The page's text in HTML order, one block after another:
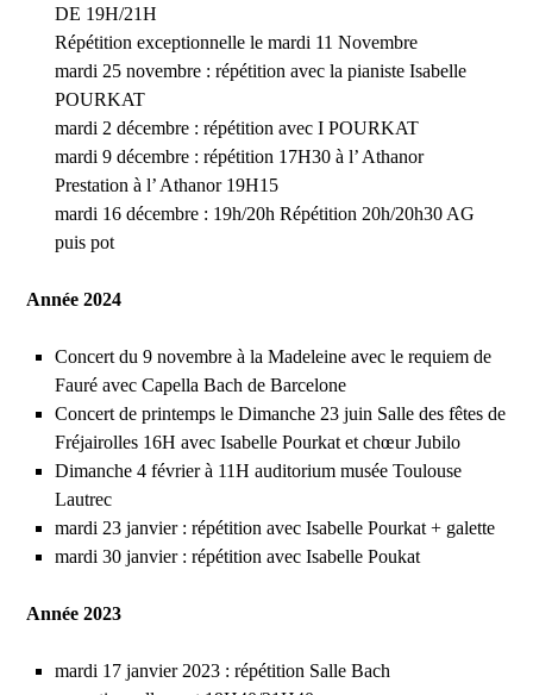
DE 19H/21H
Répétition exceptionnelle le mardi 11 Novembre
mardi 25 novembre : répétition avec la pianiste Isabelle
POURKAT
mardi 2 décembre : répétition avec I POURKAT
mardi 9 décembre : répétition 17H30 à l’ Athanor
Prestation à l’ Athanor 19H15
mardi 16 décembre : 19h/20h Répétition 20h/20h30 AG
puis pot
Année 2024
Concert du 9 novembre à la Madeleine avec le requiem de
Fauré avec Capella Bach de Barcelone
Concert de printemps le Dimanche 23 juin Salle des fêtes de
Fréjairolles 16H avec Isabelle Pourkat et chœur Jubilo
Dimanche 4 février à 11H auditorium musée Toulouse
Lautrec
mardi 23 janvier : répétition avec Isabelle Pourkat + galette
mardi 30 janvier : répétition avec Isabelle Poukat
Année 2023
mardi 17 janvier 2023 : répétition Salle Bach